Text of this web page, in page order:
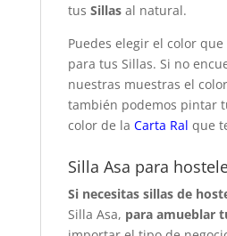
tus Sillas al natural.
Puedes elegir el color
para tus Sillas. Si no
nuestras muestras el
también podemos pintar
color de la Carta Ral que
Silla Asa para
Si necesitas sillas de
Silla Asa, para amueblar